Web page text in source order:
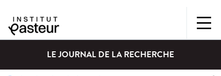
LE JOURNAL DE LA RECHERCHE